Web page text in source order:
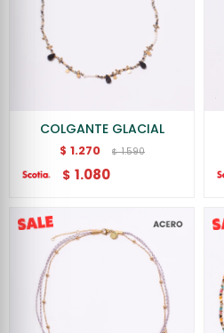
COLGANTE GLACIAL
$ 1.270 $ 1.590
$ 1.080